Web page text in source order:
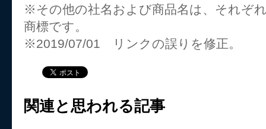
※その他の社名および商品名は、それぞ
商標です。
※2019/07/01 リンクの誤りを修正。
関連と思われる記事